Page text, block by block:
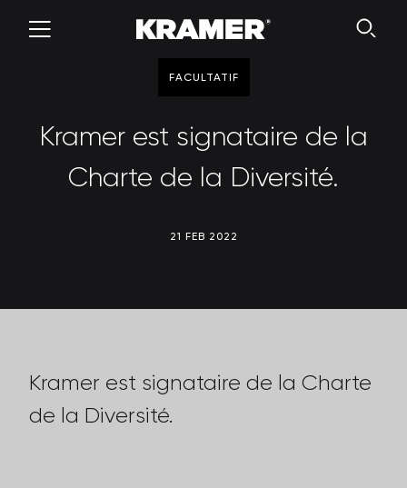
FACULTATIF
Kramer est signataire de la
Charte de la Diversité.
21 FEB 2022
Kramer est signataire de la Charte
de la Diversité.